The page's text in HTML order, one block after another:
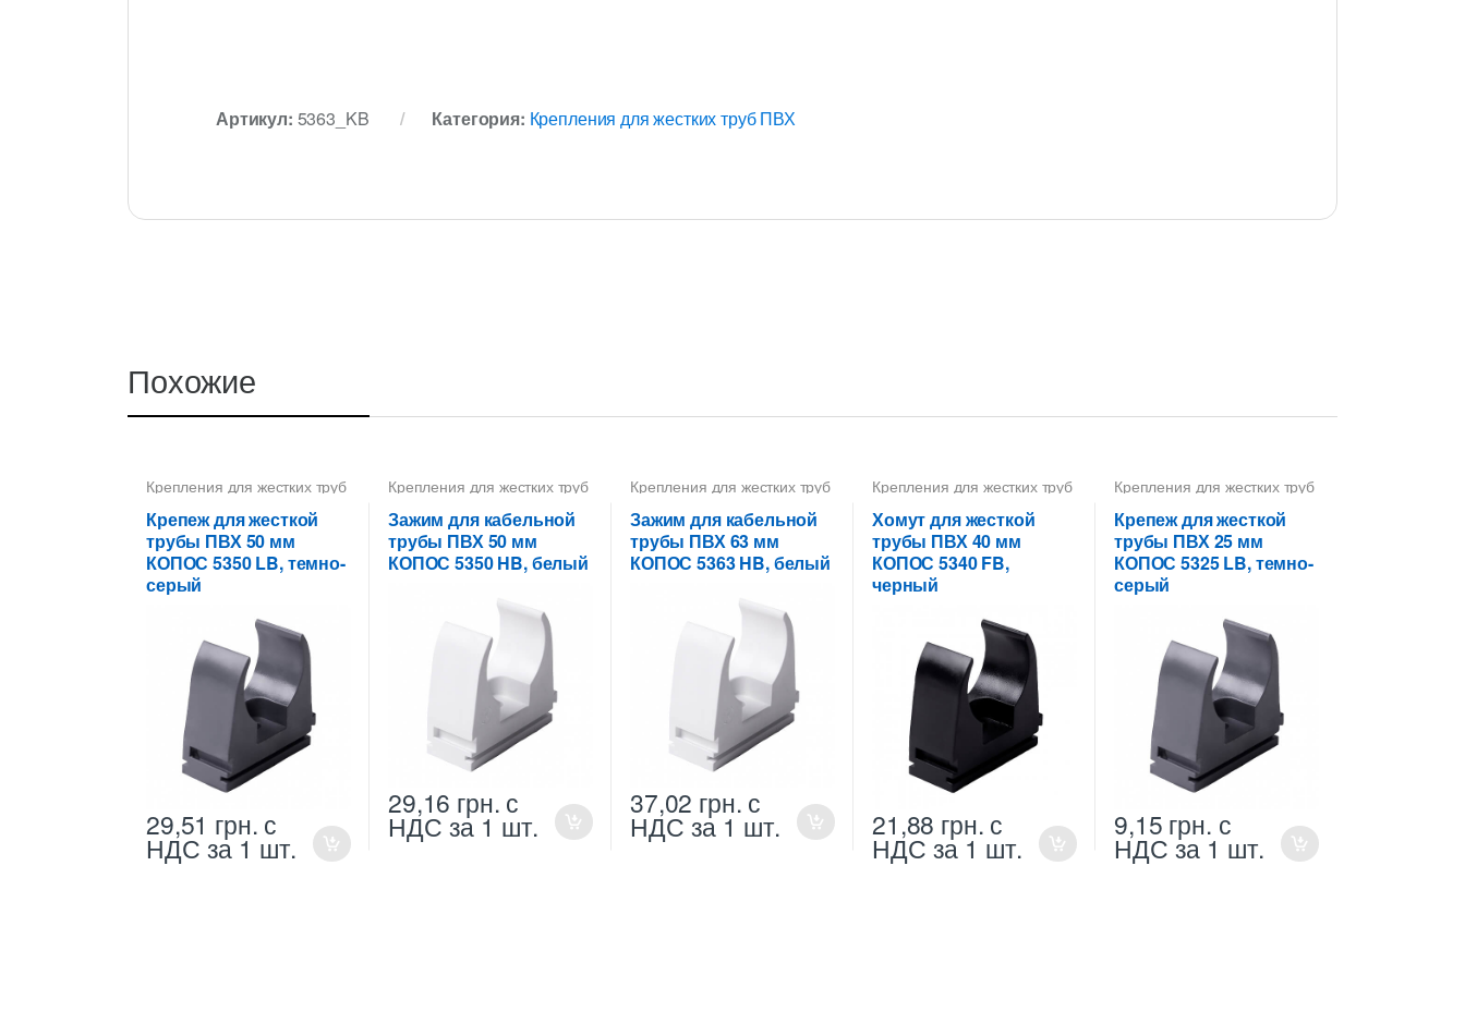
Артикул: 5363_KB Категория: Крепления для жестких труб ПВХ
Похожие
Крепления для жестких труб
Крепеж для жесткой
трубы ПВХ 50 мм
КОПОС 5350 LB, темно-
серый
29,51 грн. с
НДС за 1 шт.
Крепления для жестких труб
Зажим для кабельной
трубы ПВХ 50 мм
КОПОС 5350 HB, белый
29,16 грн. с
НДС за 1 шт.
Крепления для жестких труб
Зажим для кабельной
трубы ПВХ 63 мм
КОПОС 5363 HB, белый
37,02 грн. с
НДС за 1 шт.
Крепления для жестких труб
Хомут для жесткой
трубы ПВХ 40 мм
КОПОС 5340 FB,
черный
21,88 грн. с
НДС за 1 шт.
Крепления для жестких труб
Крепеж для жесткой
трубы ПВХ 25 мм
КОПОС 5325 LB, темно-
серый
9,15 грн. с
НДС за 1 шт.